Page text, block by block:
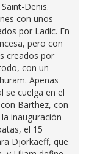
Denis.
con unos
por Ladic. En
pero con
creados por
con un
Apenas
se cuelga en el
Barthez, con
inauguración
el 15
Djorkaeff, que